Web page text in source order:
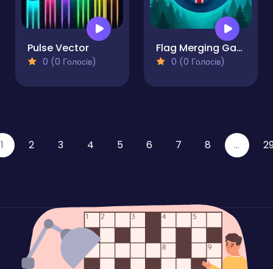
Pulse Vector
0 (0 Голосів)
Flag Merging Game - Puzzle Game
0 (0 Голосів)
1 2 3 4 5 6 7 8 ...